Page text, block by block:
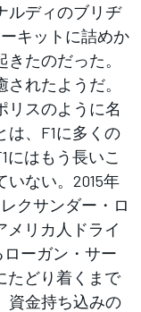
ルディのブリヂ
キットに詰めか
たのだった。
れたようだ。
スのように名
は、F1に多くの
にはもう長いこ
いない。2015年
クサンダー・ロ
メリカ人ドライ
ーガン・サー
たどり着くまで
資金持ち込みの